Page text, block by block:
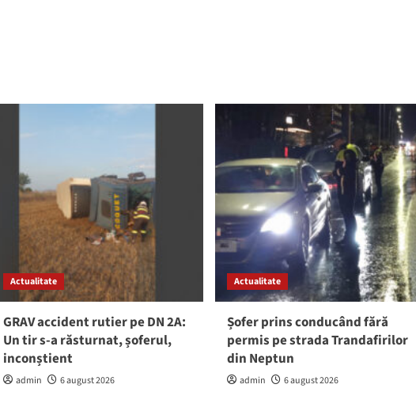
Actualitate
GRAV accident rutier pe DN 2A:
Un tir s-a răsturnat, șoferul,
inconștient
admin 6 august 2026
Actualitate
Șofer prins conducând fără
permis pe strada Trandafirilor
din Neptun
admin 6 august 2026